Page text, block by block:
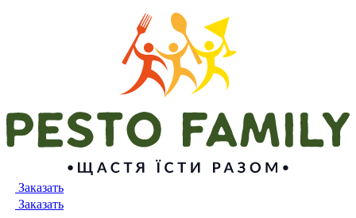
Заказать
Заказать